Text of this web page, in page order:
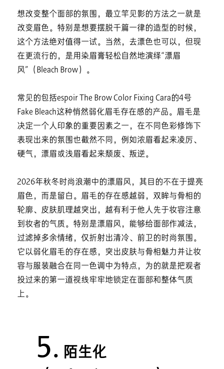
想改变整个面部的氛围，最立竿见影的方法之一就是
改变眉色。特别是想要摆脱千篇一律的造型的时候，
这个方法绝对值得一试。当然，去漂色也可以，但现
在更流行的，是用染眉膏轻松自然地演绎“漂眉
风”（Bleach Brow）。
常见的包括espoir The Brow Color Fixing Cara的4号
Fake Bleach这种悄然弱化眉毛存在感的产品。眉毛是
决定一个人印象的重要因素之一，在不同色彩修饰下
表现出来的氛围也截然不同，例如浓眉看起来凌厉、
硬气，漂眉或浅眉看起来颓废、叛逆。
2026年秋冬时尚浪潮中的漂眉风，其目的不在于提亮
眉色，而是留白。眉毛的存在感越弱，双眸与骨相的
轮廓、皮肤肌理越突出，越有利于他人先于妆容注意
到妆者的气质。特别是漂眉风，能够给面部作减法，
过滤掉多余情绪，仅折射出清冷、前卫的时尚氛围。
它以弱化眉毛的存在感，突出皮肤与骨相魅力并让妆
容与服装融合在同一色调中为特点，为的就是把观者
投过来的第一道视线牢牢地锁定在面部和整体气质
上。
5. 陌生化